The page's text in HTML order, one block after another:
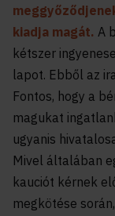
kiadja magát. A
kétszer
lapot. Ebből az
Fontos, hogy a
magukat
ugyanis
Mivel általában
kauciót kérnek
megkötése